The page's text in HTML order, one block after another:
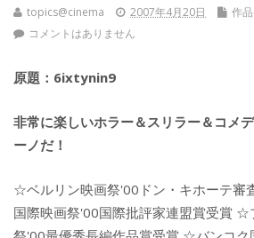
topics@cinema 2007年4月20日
作品
コメントはありません
原題：6ixtynin9
非常に楽しいホラー＆スリラー＆コメ
ーノだ！
☆ベルリン映画祭'00ドン・キホーテ審
国際映画祭'00国際批評家連盟賞受賞 ☆